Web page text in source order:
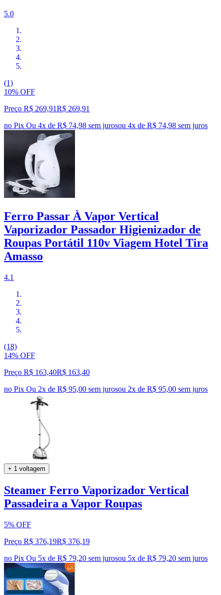
5.0
(1)
10% OFF
Preço R$ 269,91R$ 269,91
no Pix Ou 4x de R$ 74,98 sem jurosou 4x de R$ 74,98 sem juros
Ferro Passar À Vapor Vertical
Vaporizador Passador Higienizador de
Roupas Portátil 110v Viagem Hotel Tira
Amasso
4.1
(18)
14% OFF
Preço R$ 163,40R$ 163,40
no Pix Ou 2x de R$ 95,00 sem jurosou 2x de R$ 95,00 sem juros
+ 1 voltagem
Steamer Ferro Vaporizador Vertical
Passadeira a Vapor Roupas
5% OFF
Preço R$ 376,19R$ 376,19
no Pix Ou 5x de R$ 79,20 sem jurosou 5x de R$ 79,20 sem juros